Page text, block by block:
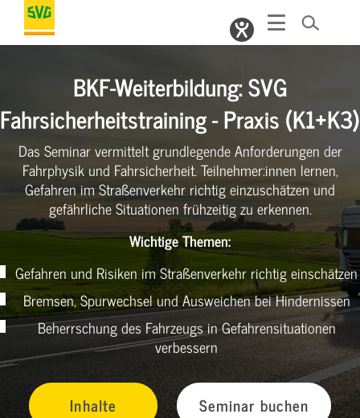
BKF-Weiterbildung: SVG
Fahrsicherheitstraining - Praxis (K1+K3)
Das Seminar vermittelt grundlegende Anforderungen der
Fahrphysik und Fahrsicherheit. Teilnehmer:innen lernen,
Gefahren im Straßenverkehr richtig einzuschätzen und
gefährliche Situationen frühzeitig zu erkennen.
Wichtige Themen:
Gefahren und Risiken im Straßenverkehr richtig einschätzen
Bremsen, Spurwechsel und Ausweichen bei Hindernissen
Beherrschung des Fahrzeugs in Gefahrensituationen
verbessern
Inhalte Seminar buchen